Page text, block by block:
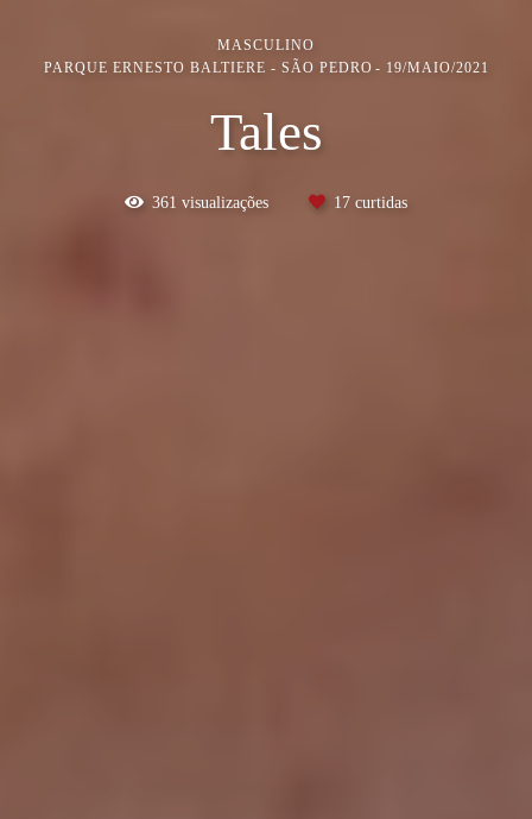
MASCULINO
PARQUE ERNESTO BALTIERE - SÃO PEDRO
19/MAIO/2021
Tales
361 visualizações 17 curtidas